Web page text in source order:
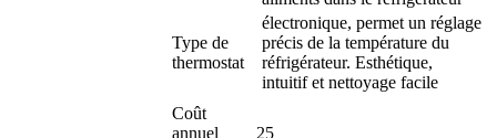
Type de
thermostat
électronique, permet un réglage
précis de la température du
réfrigérateur. Esthétique,
intuitif et nettoyage facile
Coût
annuel
25